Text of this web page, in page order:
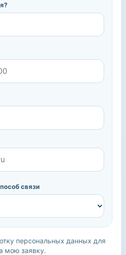
связи
персональных данных для
мою заявку.